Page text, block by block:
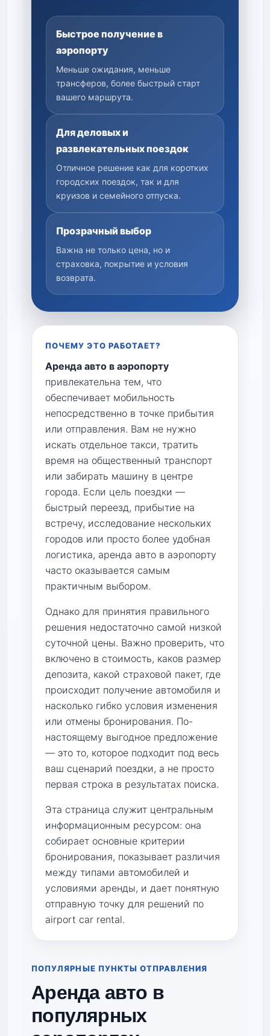
Быстрое получение в
аэропорту
Меньше ожидания, меньше
трансферов, более быстрый старт
вашего маршрута.
Для деловых и
развлекательных поездок
Отличное решение как для коротких
городских поездок, так и для
круизов и семейного отпуска.
Прозрачный выбор
Важна не только цена, но и
страховка, покрытие и условия
возврата.
ПОЧЕМУ ЭТО РАБОТАЕТ?
Аренда авто в аэропорту
привлекательна тем, что
обеспечивает мобильность
непосредственно в точке прибытия
или отправления. Вам не нужно
искать отдельное такси, тратить
время на общественный транспорт
или забирать машину в центре
города. Если цель поездки —
быстрый переезд, прибытие на
встречу, исследование нескольких
городов или просто более удобная
логистика, аренда авто в аэропорту
часто оказывается самым
практичным выбором.
Однако для принятия правильного
решения недостаточно самой низкой
суточной цены. Важно проверить, что
включено в стоимость, каков размер
депозита, какой страховой пакет, где
происходит получение автомобиля и
насколько гибко условия изменения
или отмены бронирования. По-
настоящему выгодное предложение
— это то, которое подходит под весь
ваш сценарий поездки, а не просто
первая строка в результатах поиска.
Эта страница служит центральным
информационным ресурсом: она
собирает основные критерии
бронирования, показывает различия
между типами автомобилей и
условиями аренды, и дает понятную
отправную точку для решений по
airport car rental.
ПОПУЛЯРНЫЕ ПУНКТЫ ОТПРАВЛЕНИЯ
Аренда авто в
популярных